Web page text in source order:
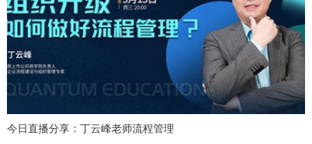
今日直播分享：丁云峰老师流程管理